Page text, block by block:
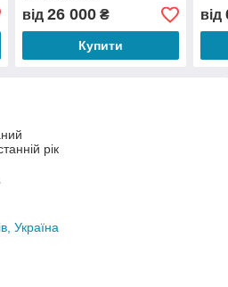
від 26 000₴
Купити
від
рік
Україна